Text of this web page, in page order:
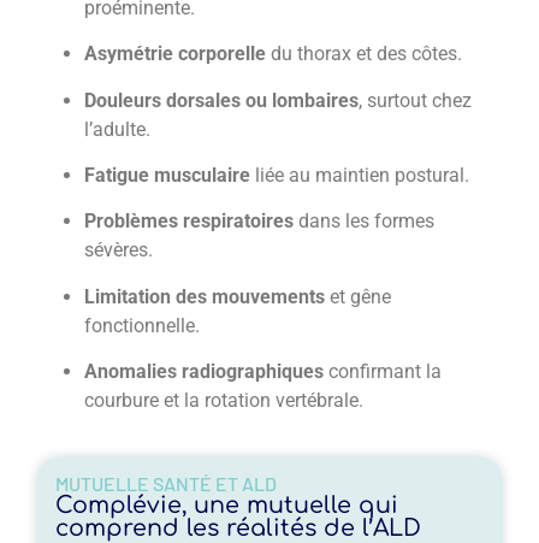
proéminente.
Asymétrie corporelle du thorax et des côtes.
Douleurs dorsales ou lombaires, surtout chez
l’adulte.
Fatigue musculaire liée au maintien postural.
Problèmes respiratoires dans les formes
sévères.
Limitation des mouvements et gêne
fonctionnelle.
Anomalies radiographiques confirmant la
courbure et la rotation vertébrale.
MUTUELLE SANTÉ ET ALD
Complévie, une mutuelle qui
comprend les réalités de l’ALD